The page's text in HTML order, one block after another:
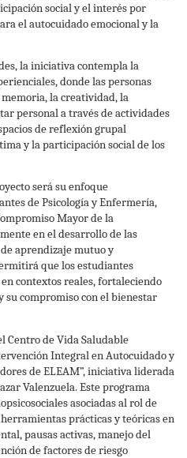
social y el interés por
el autocuidado emocional y la
la iniciativa contempla la
donde las personas
la creatividad, la
personal a través de actividades
de reflexión grupal
y la participación social de los
será su enfoque
de Psicología y Enfermería,
Mayor de la
en el desarrollo de las
aprendizaje mutuo y
que los estudiantes
contextos reales, fortaleciendo
su compromiso con el bienestar
Centro de Vida Saludable
Integral en Autocuidado y
de ELEAM”, iniciativa liderada
Valenzuela. Este programa
asociadas al rol de
prácticas y teóricas en
pausas activas, manejo del
de factores de riesgo